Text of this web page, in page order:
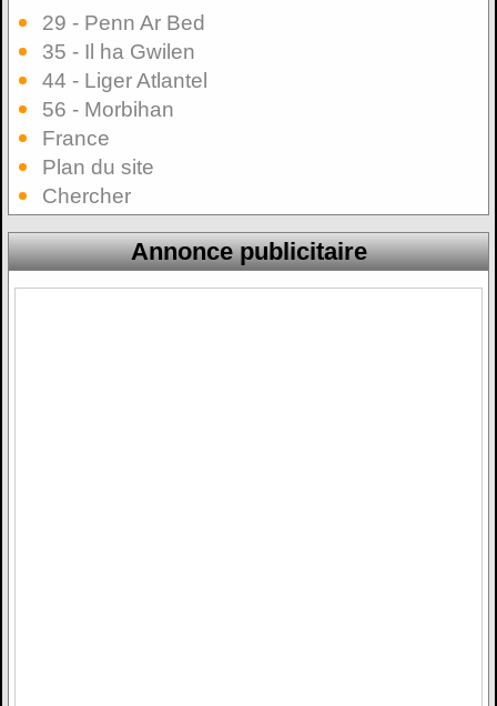
29 - Penn Ar Bed
35 - Il ha Gwilen
44 - Liger Atlantel
56 - Morbihan
France
Plan du site
Chercher
Annonce publicitaire